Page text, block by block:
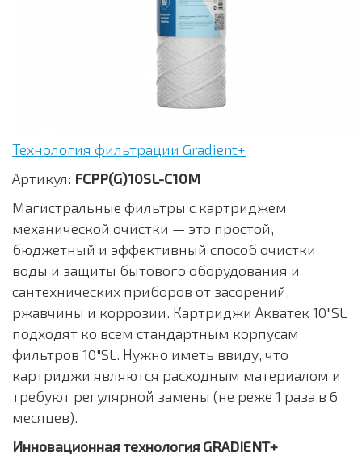
Технология фильтрации Gradient+
Артикул: FCPP(G)10SL-C10M
Магистральные фильтры с картриджем
механической очистки — это простой,
бюджетный и эффективный способ очистки
воды и защиты бытового оборудования и
сантехнических приборов от засорений,
ржавчины и коррозии. Картриджи Акватек 10"SL
подходят ко всем стандартным корпусам
фильтров 10"SL. Нужно иметь ввиду, что
картриджи являются расходным материалом и
требуют регулярной замены (не реже 1 раза в 6
месяцев).
Инновационная технология GRADIENT+